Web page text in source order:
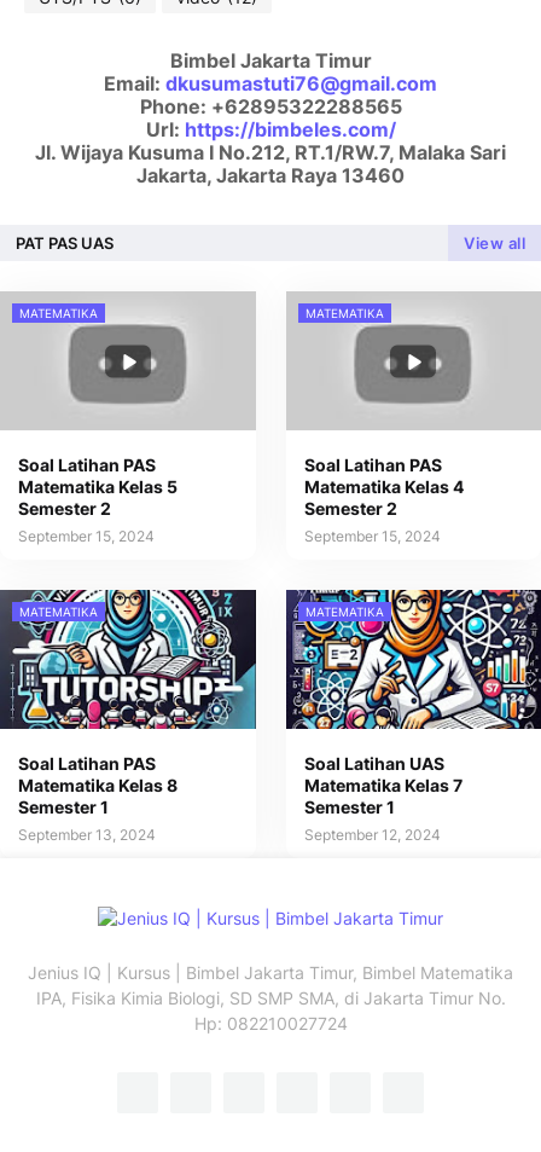
Bimbel Jakarta Timur
Email: dkusumastuti76@gmail.com
Phone: +62895322288565
Url: https://bimbeles.com/
Jl. Wijaya Kusuma I No.212, RT.1/RW.7, Malaka Sari
Jakarta, Jakarta Raya 13460
PAT PAS UAS View all
MATEMATIKA
Soal Latihan PAS
Matematika Kelas 5
Semester 2
September 15, 2024
MATEMATIKA
Soal Latihan PAS
Matematika Kelas 4
Semester 2
September 15, 2024
MATEMATIKA
Soal Latihan PAS
Matematika Kelas 8
Semester 1
September 13, 2024
MATEMATIKA
Soal Latihan UAS
Matematika Kelas 7
Semester 1
September 12, 2024
Jenius IQ | Kursus | Bimbel Jakarta Timur, Bimbel Matematika
IPA, Fisika Kimia Biologi, SD SMP SMA, di Jakarta Timur No.
Hp: 082210027724